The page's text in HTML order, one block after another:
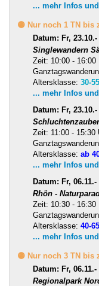
... mehr Infos
🟡 Nur noch 1 TN bis
Datum: Fr,
Singlewandern
Zeit: 10:00 - 16:00
Altersklasse: 30-55
... mehr Infos
Datum: Fr,
Zeit: 11:00 - 15:30
Altersklasse: ab
... mehr Infos
Datum: Fr,
Rhön -
Zeit: 10:30 - 16:30
Altersklasse: 40-65
... mehr Infos
🟡 Nur noch 3 TN bis
Datum: Fr,
Regionalpark